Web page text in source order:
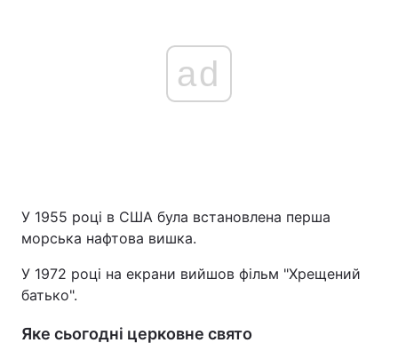
ad
У 1955 році в США була встановлена перша
морська нафтова вишка.
У 1972 році на екрани вийшов фільм "Хрещений
батько".
Яке сьогодні церковне свято